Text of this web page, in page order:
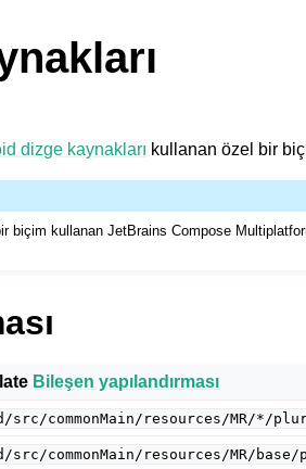
dizge kaynakları kullanan özel bir
biçim kullanan JetBrains Compose
Bileşen yapılandırması
src/commonMain/resources/MR/*/
src/commonMain/resources/MR/